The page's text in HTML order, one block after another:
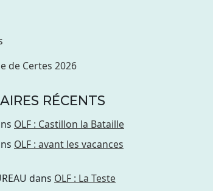
de Certes 2026
RÉCENTS
OLF : Castillon la Bataille
OLF : avant les vacances
dans OLF : La Teste